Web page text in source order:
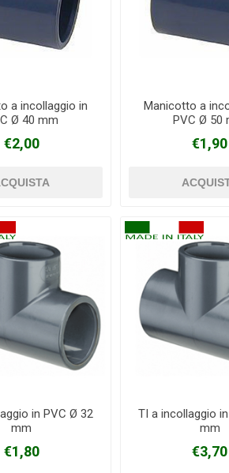
a incollaggio in
Ø 40 mm
€2,00
Manicotto a
PVC Ø 50
€1,90
in PVC Ø 32
mm
€1,80
TI a incollaggio
mm
€3,70